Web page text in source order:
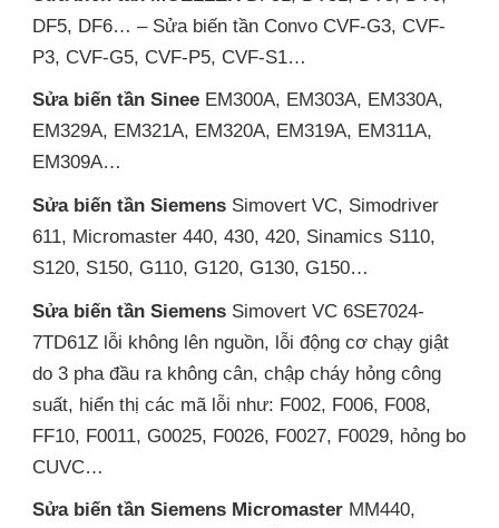
DF5, DF6… – Sửa biến tần Convo CVF-G3, CVF-
P3, CVF-G5, CVF-P5, CVF-S1…
Sửa biến tần Sinee EM300A, EM303A, EM330A,
EM329A, EM321A, EM320A, EM319A, EM311A,
EM309A…
Sửa biến tần Siemens Simovert VC, Simodriver
611, Micromaster 440, 430, 420, Sinamics S110,
S120, S150, G110, G120, G130, G150…
Sửa biến tần Siemens Simovert VC 6SE7024-
7TD61Z lỗi không lên nguồn, lỗi động cơ chạy giật
do 3 pha đầu ra không cân, chập cháy hỏng công
suất, hiển thị các mã lỗi như: F002, F006, F008,
FF10, F0011, G0025, F0026, F0027, F0029, hỏng bo
CUVC…
Sửa biến tần Siemens Micromaster MM440,